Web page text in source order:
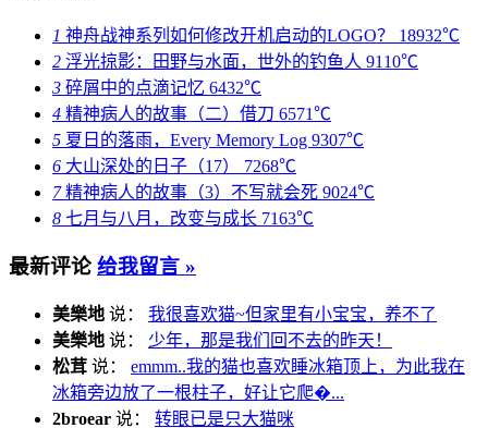
1 神舟战神系列如何修改开机启动的LOGO？ 18932℃
2 浮光掠影：田野与水面，世外的钓鱼人 9110℃
3 碎屑中的点滴记忆 6432℃
4 精神病人的故事（二）借刀 6571℃
5 夏日的落雨，Every Memory Log 9307℃
6 大山深处的日子（17） 7268℃
7精神病人的故事（3）不写就会死 9024℃
8 七月与八月，改变与成长 7163℃
最新评论 给我留言 »
美樂地 说： 我很喜欢猫~但家里有小宝宝，养不了
美樂地 说： 少年，那是我们回不去的昨天！
松茸 说： emmm..我的猫也喜欢睡冰箱顶上，为此我在
冰箱旁边放了一根柱子，好让它爬�...
2broear 说： 转眼已是只大猫咪